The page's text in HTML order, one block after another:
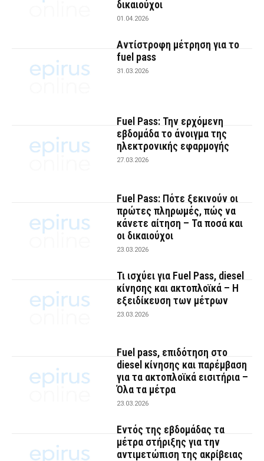
δικαιούχοι
01.04.2026
Αντίστροφη μέτρηση για το
fuel pass
31.03.2026
Fuel Pass: Την ερχόμενη
εβδομάδα το άνοιγμα της
ηλεκτρονικής εφαρμογής
27.03.2026
Fuel Pass: Πότε ξεκινούν οι
πρώτες πληρωμές, πώς να
κάνετε αίτηση – Τα ποσά και
οι δικαιούχοι
23.03.2026
Τι ισχύει για Fuel Pass, diesel
κίνησης και ακτοπλοϊκά – Η
εξειδίκευση των μέτρων
23.03.2026
Fuel pass, επιδότηση στο
diesel κίνησης και παρέμβαση
για τα ακτοπλοϊκά εισιτήρια –
Όλα τα μέτρα
23.03.2026
Εντός της εβδομάδας τα
μέτρα στήριξης για την
αντιμετώπιση της ακρίβειας